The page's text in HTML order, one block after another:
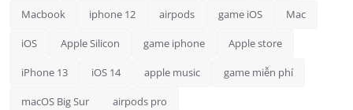
Macbook iphone 12 airpods game iOS Mac
iOS Apple Silicon game iphone Apple store
iPhone 13 iOS 14 apple music game miễn phí
macOS Big Sur airpods pro